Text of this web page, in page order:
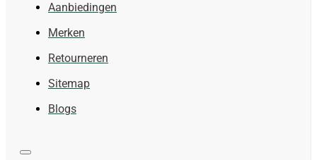
Aanbiedingen
Merken
Retourneren
Sitemap
Blogs